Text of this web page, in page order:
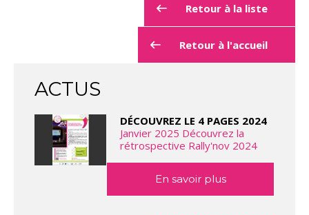
Retour à la liste
Retour à l'accueil
ACTUS
DÉCOUVREZ LE 4 PAGES 2024
Janvier 2025 Découvrez la
rétrospective Rally'nov 2024
En savoir plus